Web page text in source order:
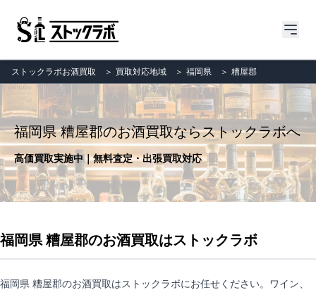
ストックラボお酒買取 ＞ 買取対応地域 ＞ 福岡県 ＞ 糟屋郡
福岡県 糟屋郡のお酒買取ならストックラボへ
高価買取実施中｜無料査定・出張買取対応
福岡県 糟屋郡のお酒買取はストックラボ
福岡県 糟屋郡のお酒買取はストックラボにお任せください。ワイン、